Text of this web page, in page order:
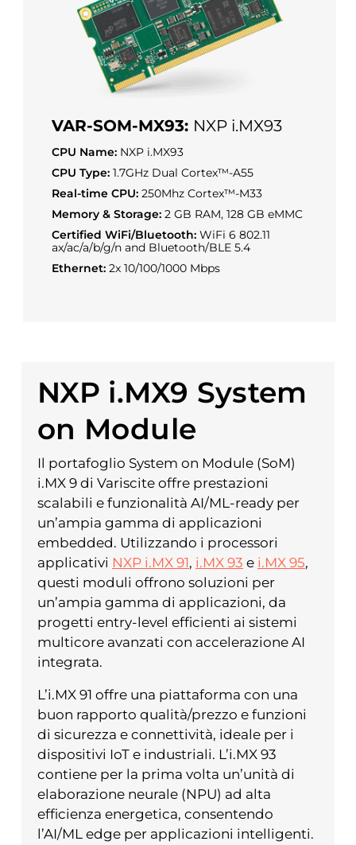
VAR-SOM-MX93: NXP i.MX93
CPU Name: NXP i.MX93
CPU Type: 1.7GHz Dual Cortex™-A55
Real-time CPU: 250Mhz Cortex™-M33
Memory & Storage: 2 GB RAM, 128 GB eMMC
Certified WiFi/Bluetooth: WiFi 6 802.11
ax/ac/a/b/g/n and Bluetooth/BLE 5.4
Ethernet: 2x 10/100/1000 Mbps
NXP i.MX9 System
on Module
Il portafoglio System on Module (SoM)
i.MX 9 di Variscite offre prestazioni
scalabili e funzionalità AI/ML-ready per
un’ampia gamma di applicazioni
embedded. Utilizzando i processori
applicativi NXP i.MX 91, i.MX 93 e i.MX 95,
questi moduli offrono soluzioni per
un’ampia gamma di applicazioni, da
progetti entry-level efficienti ai sistemi
multicore avanzati con accelerazione AI
integrata.
L’i.MX 91 offre una piattaforma con una
buon rapporto qualità/prezzo e funzioni
di sicurezza e connettività, ideale per i
dispositivi IoT e industriali. L’i.MX 93
contiene per la prima volta un’unità di
elaborazione neurale (NPU) ad alta
efficienza energetica, consentendo
l’AI/ML edge per applicazioni intelligenti.